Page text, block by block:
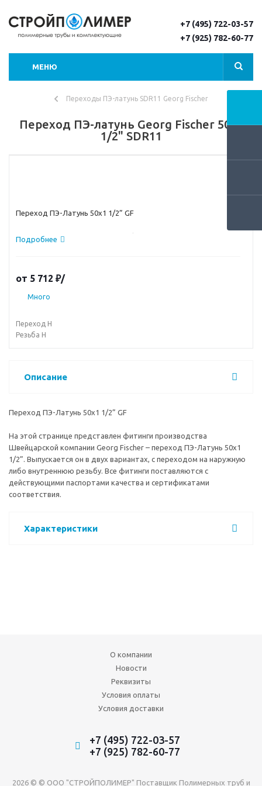
+7 (495) 722-03-57
+7 (925) 782-60-77
МЕНЮ
Переходы ПЭ-латунь SDR11 Georg Fischer
Переход ПЭ-латунь Georg Fischer 50х1
1/2" SDR11
Переход ПЭ-Латунь 50x1 1/2” GF
На этой странице представлен фитинги производства
поставляются с действующими паспортами качества и
сертификатами соответствия.
Подробнее
от 5 712 ₽/
Много
Переход Н
Резьба Н
Описание
Переход ПЭ-Латунь 50x1 1/2” GF
На этой странице представлен фитинги производства
Швейцарской компании Georg Fischer – переход ПЭ-Латунь 50x1
1/2”. Выпускается он в двух вариантах, с переходом на наружную
либо внутреннюю резьбу. Все фитинги поставляются с
действующими паспортами качества и сертификатами
соответствия.
Характеристики
О компании
Новости
Реквизиты
Условия оплаты
Условия доставки
+7 (495) 722-03-57
+7 (925) 782-60-77
2026 © © ООО "СТРОЙПОЛИМЕР" Поставщик Полимерных труб и